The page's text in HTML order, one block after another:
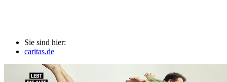
Sie sind hier:
caritas.de